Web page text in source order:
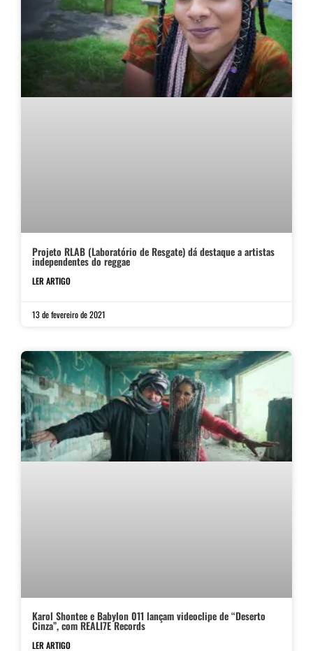
Projeto RLAB (Laboratório de Resgate) dá destaque a artistas
independentes do reggae
LER ARTIGO
13 de fevereiro de 2021
Karol Shontee e Babylon 011 lançam videoclipe de “Deserto
Cinza”, com REALI7E Records
LER ARTIGO